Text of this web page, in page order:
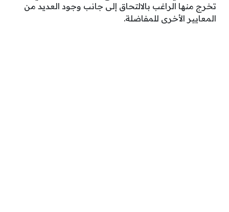
تخرج منها الراغب بالالتحاق إلى جانب وجود العديد من
المعايير الأخرى للمفاضلة.